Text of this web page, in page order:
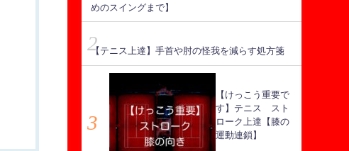
めのスイングまで】
【テニス上達】手首や肘の怪我を減らす処方箋
【けっこう重要で
す】テニス スト
ローク上達【膝の
運動連鎖】